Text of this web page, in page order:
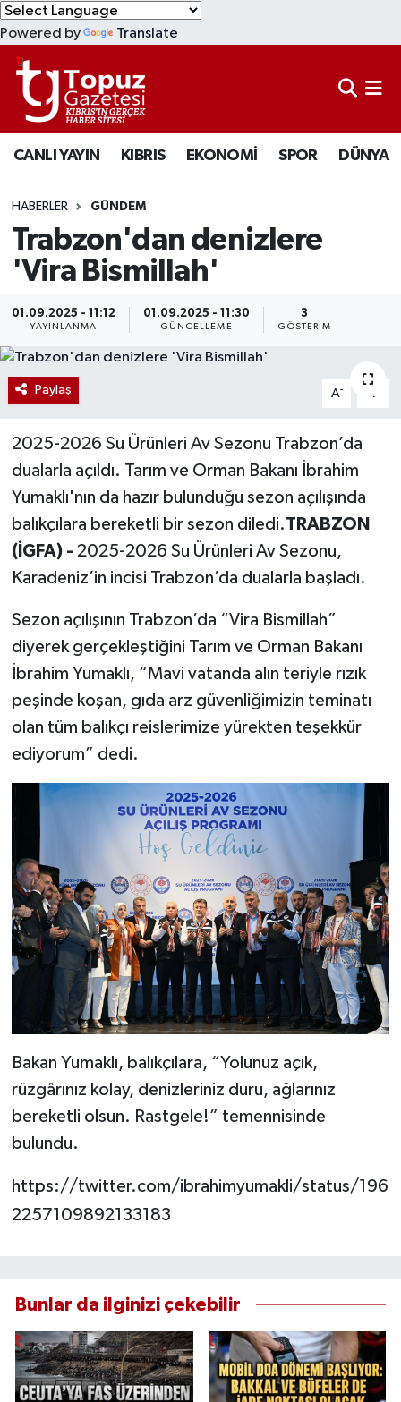
Powered by Translate
CANLI YAYIN KIBRIS EKONOMİ SPOR DÜNYA
HABERLER GÜNDEM
Trabzon'dan denizlere
'Vira Bismillah'
01.09.2025 - 11:12
YAYINLANMA
01.09.2025 - 11:30
GÜNCELLEME
3
GÖSTERIM
Paylaş A- A
2025-2026 Su Ürünleri Av Sezonu Trabzon’da
dualarla açıldı. Tarım ve Orman Bakanı İbrahim
Yumaklı'nın da hazır bulunduğu sezon açılışında
balıkçılara bereketli bir sezon diledi.TRABZON
(İGFA) - 2025-2026 Su Ürünleri Av Sezonu,
Karadeniz’in incisi Trabzon’da dualarla başladı.
Sezon açılışının Trabzon’da “Vira Bismillah”
diyerek gerçekleştiğini Tarım ve Orman Bakanı
İbrahim Yumaklı, “Mavi vatanda alın teriyle rızık
peşinde koşan, gıda arz güvenliğimizin teminatı
olan tüm balıkçı reislerimize yürekten teşekkür
ediyorum” dedi.
Bakan Yumaklı, balıkçılara, “Yolunuz açık,
rüzgârınız kolay, denizleriniz duru, ağlarınız
bereketli olsun. Rastgele!” temennisinde
bulundu.
https://twitter.com/ibrahimyumakli/status/196
2257109892133183
Bunlar da ilginizi çekebilir
KIBRIS
DÜNYA
EKONOMİ
MAGAZİN
SAĞLIK
TÜRKİYE
Lefkoşa Nöbetçi Eczaneler
Lefkoşa Hava Durumu
Lefkoşa Trafik Yoğunluk Haritası
Süper Lig Puan Durumu ve Fikstür
Tüm Manşetler